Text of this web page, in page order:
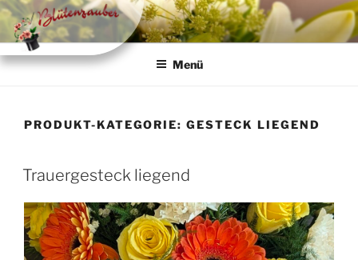
Zum
Inhalt
springen
Menü
PRODUKT-KATEGORIE:GESTECK LIEGEND
Trauergesteck liegend